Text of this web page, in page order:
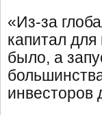
«Из-за
капитал
было, а
инвесторов